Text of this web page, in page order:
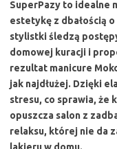
SuperPazy to idealne
estetykę z dbałością
stylistki śledzą
domowej kuracji i
rezultat manicure
jak najdłużej. Dzięki
stresu, co sprawia, że
opuszcza salon z
relaksu, której nie da